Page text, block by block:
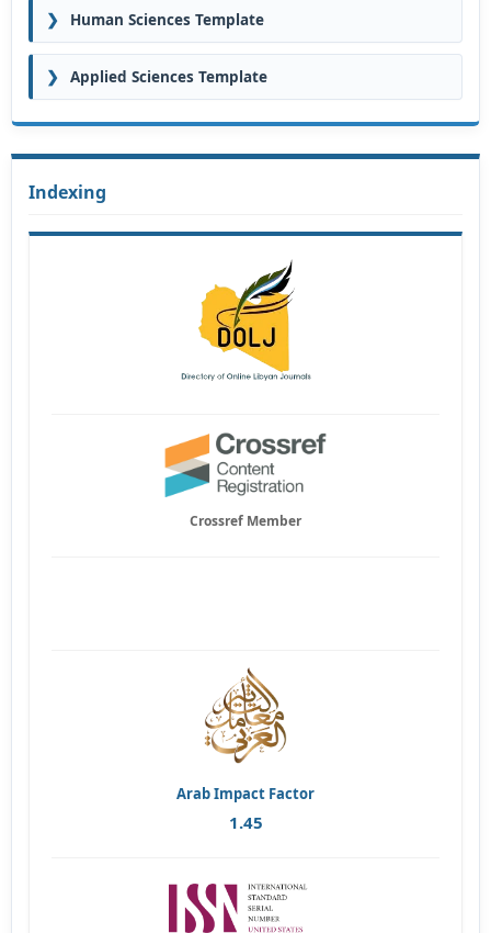
❯ Human Sciences Template
❯ Applied Sciences Template
Indexing
Crossref Member
Arab Impact Factor
1.45